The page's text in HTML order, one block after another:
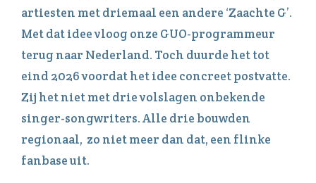
artiesten met driemaal een andere ‘Zaachte G’.
Met dat idee vloog onze GUO-programmeur
terug naar Nederland. Toch duurde het tot
eind 2026 voordat het idee concreet postvatte.
Zij het niet met drie volslagen onbekende
singer-songwriters. Alle drie bouwden
regionaal, zo niet meer dan dat, een flinke
fanbase uit.